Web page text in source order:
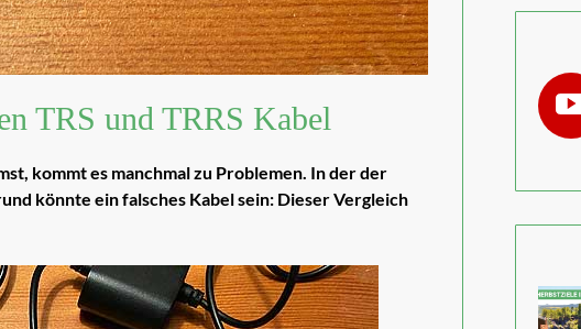
TRS und TRRS Kabel
kommt es manchmal zu Problemen. In der der
könnte ein falsches Kabel sein: Dieser Vergleich